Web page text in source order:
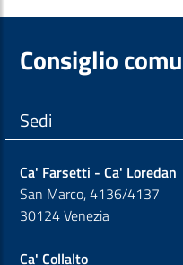
Consiglio
Sedi
Ca' Farsetti - Ca' Loredan
San Marco, 4136/4137
30124 Venezia
Ca' Collalto